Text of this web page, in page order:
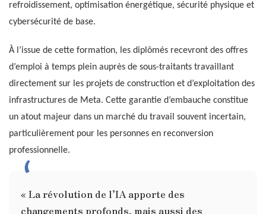
refroidissement, optimisation énergétique, sécurité physique et
cybersécurité de base.
À l’issue de cette formation, les diplômés recevront des offres
d’emploi à temps plein auprès de sous-traitants travaillant
directement sur les projets de construction et d’exploitation des
infrastructures de Meta. Cette garantie d’embauche constitue
un atout majeur dans un marché du travail souvent incertain,
particulièrement pour les personnes en reconversion
professionnelle.
« La révolution de l’IA apporte des
changements profonds, mais aussi des